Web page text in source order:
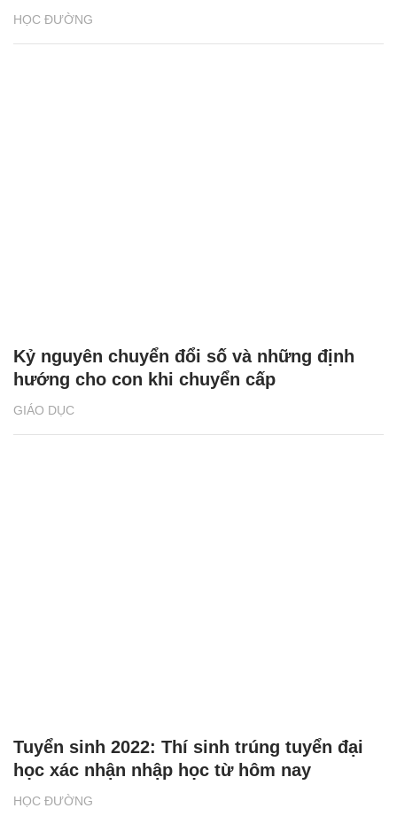
HỌC ĐƯỜNG
GIÁO DỤC
Kỷ nguyên chuyển đổi số và những định
hướng cho con khi chuyển cấp
HỌC ĐƯỜNG
Tuyển sinh 2022: Thí sinh trúng tuyển đại
học xác nhận nhập học từ hôm nay